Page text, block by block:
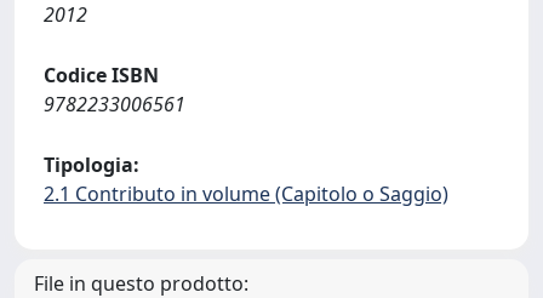
2012
Codice ISBN
9782233006561
Tipologia:
2.1 Contributo in volume (Capitolo o Saggio)
File in questo prodotto: